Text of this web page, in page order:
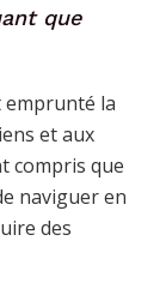
que
emprunté la
et aux
compris que
naviguer en
des